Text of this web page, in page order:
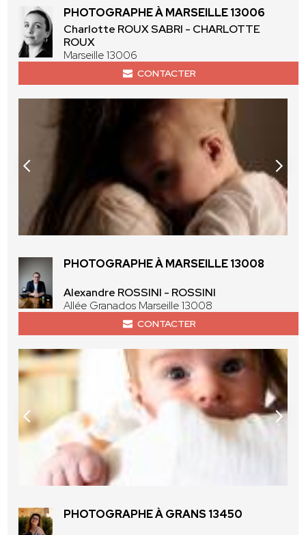
PHOTOGRAPHE À MARSEILLE 13006
Charlotte ROUX SABRI - CHARLOTTE
ROUX
Marseille 13006
CONTACTER
PHOTOGRAPHE À MARSEILLE 13008
Alexandre ROSSINI - ROSSINI
Allée Granados Marseille 13008
CONTACTER
PHOTOGRAPHE À GRANS 13450